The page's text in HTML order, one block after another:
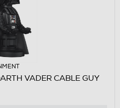
VADER CABLE GUY